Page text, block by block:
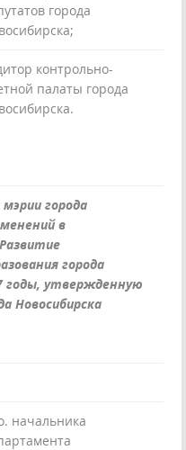
города
контрольно-
палаты города
города
в
города
годы, утвержденную
Новосибирска
начальника